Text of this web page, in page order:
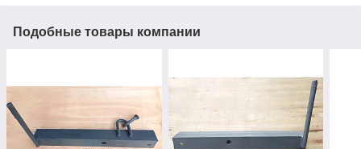
Подобные товары компании